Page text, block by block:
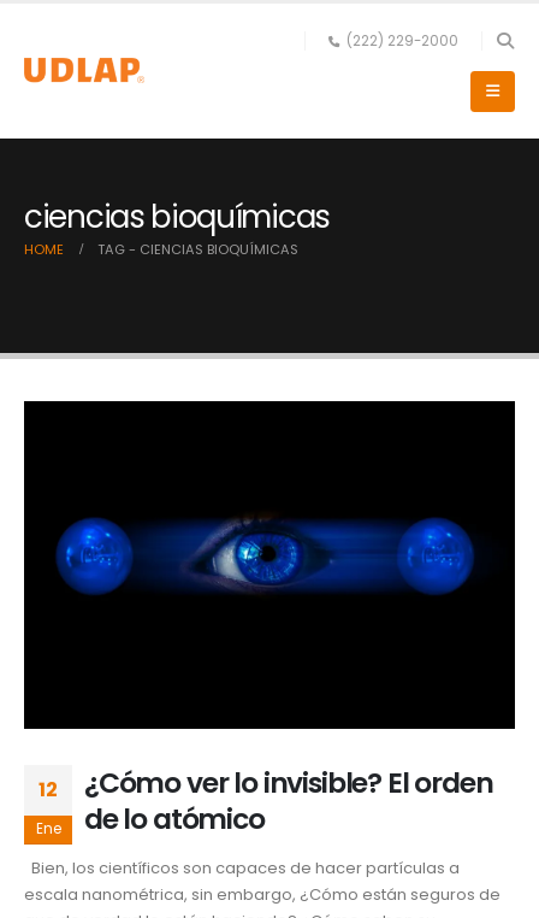
(222) 229-2000
ciencias bioquímicas
HOME TAG - CIENCIAS BIOQUÍMICAS
12
Ene
¿Cómo ver lo invisible? El orden
de lo atómico
Bien, los científicos son capaces de hacer partículas a
escala nanométrica, sin embargo, ¿Cómo están seguros de